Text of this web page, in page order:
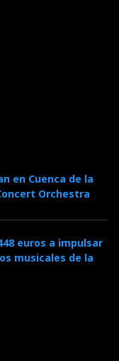
en Cuenca de la
Orchestra
euros a impulsar
musicales de la